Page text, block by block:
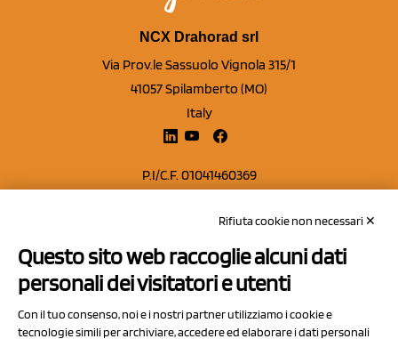
NCX Drahorad srl
Via Prov.le Sassuolo Vignola 315/1
41057 Spilamberto (MO)
Italy
P.I/C.F. 01041460369
Capitale sociale Euro 50.000,00 i.v.
Contatti
Privacy Policy
Rifiuta cookie non necessari ✕
Questo sito web raccoglie alcuni dati
personali dei visitatori e utenti
Con il tuo consenso, noi e i nostri partner utilizziamo i cookie e
tecnologie simili per archiviare, accedere ed elaborare i dati personali